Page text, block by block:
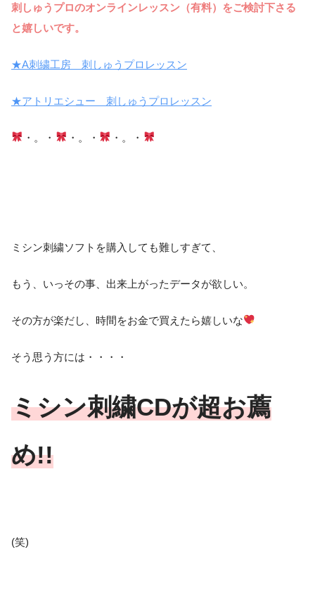
刺しゅうプロのオンラインレッスン（有料）をご検討下さる
と嬉しいです。
★A刺繍工房 刺しゅうプロレッスン
★アトリエシュー 刺しゅうプロレッスン
・。・ ・。・ ・。・
ミシン刺繍ソフトを購入しても難しすぎて、
もう、いっその事、出来上がったデータが欲しい。
その方が楽だし、時間をお金で買えたら嬉しいな
そう思う方には・・・・
ミシン刺繍CDが超お薦
め!!
(笑)